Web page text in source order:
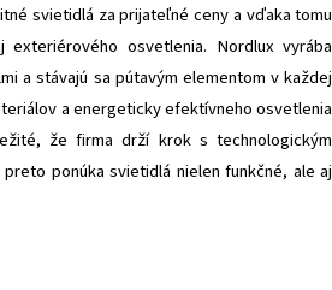
svietidlá za prijateľné ceny a vďaka tomu
osvetlenia. Nordlux vyrába
a stávajú sa pútavým elementom v každej
a energeticky efektívneho osvetlenia
že firma drží krok s technologickým
ponúka svietidlá nielen funkčné, ale aj